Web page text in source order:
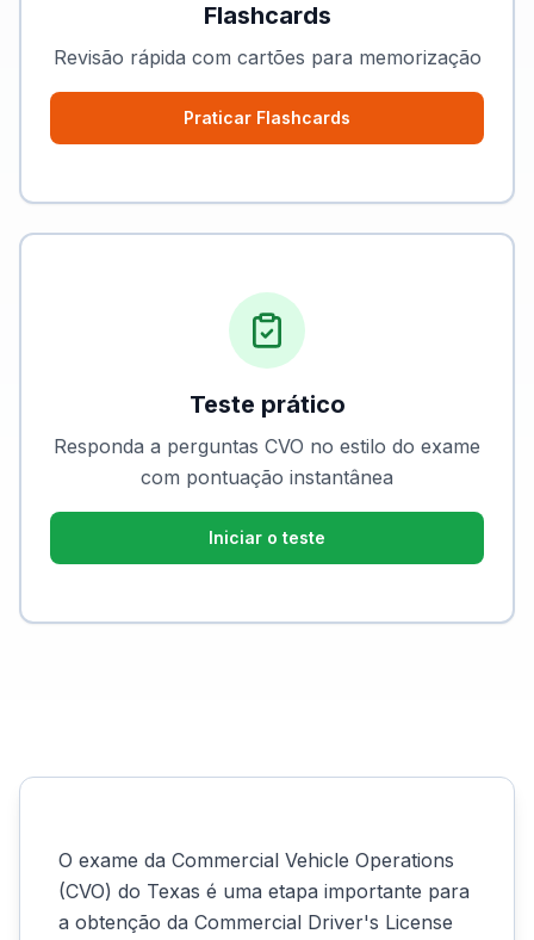
Flashcards
Revisão rápida com cartões para memorização
Praticar Flashcards
Teste prático
Responda a perguntas CVO no estilo do exame
com pontuação instantânea
Iniciar o teste
O exame da Commercial Vehicle Operations
(CVO) do Texas é uma etapa importante para
a obtenção da Commercial Driver's License